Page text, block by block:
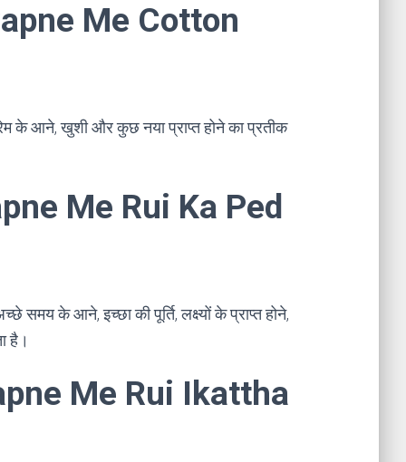
Me Cotton
के आने, खुशी और कुछ नया प्राप्त होने का प्रतीक
Me Rui Ka Ped
समय के आने, इच्छा की पूर्ति, लक्ष्यों के प्राप्त होने,
है।
Me Rui Ikattha